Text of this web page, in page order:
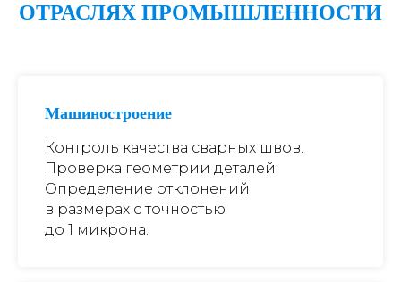
ОТРАСЛЯХ ПРОМЫШЛЕННОСТИ
Машиностроение
Контроль качества сварных швов.
Проверка геометрии деталей.
Определение отклонений
в размерах с точностью
до 1 микрона.